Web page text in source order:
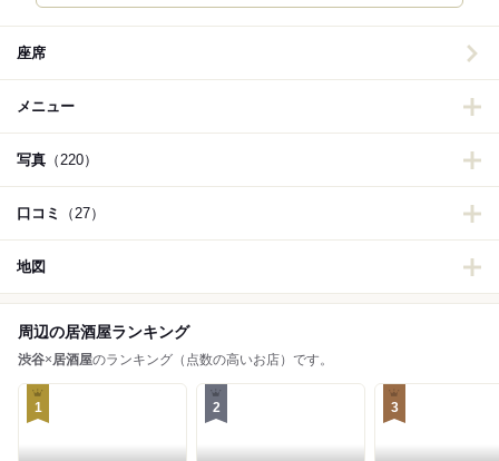
座席
メニュー
写真 （220）
口コミ （27）
地図
周辺の居酒屋ランキング
渋谷×居酒屋のランキング（点数の高いお店）です。
1 2 3